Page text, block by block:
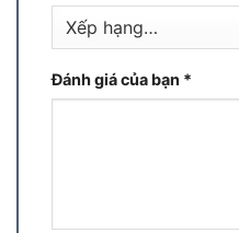
Đánh giá của bạn *